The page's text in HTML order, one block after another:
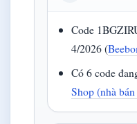
Code
4/2026 (
Có 6 code
Shop (nhà